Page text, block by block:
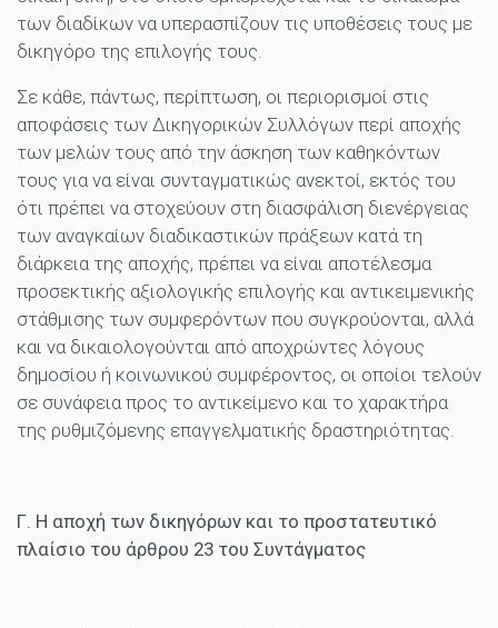
των διαδίκων να υπερασπίζουν τις υποθέσεις τους με
δικηγόρο της επιλογής τους.
Σε κάθε, πάντως, περίπτωση, οι περιορισμοί στις
αποφάσεις των Δικηγορικών Συλλόγων περί αποχής
των μελών τους από την άσκηση των καθηκόντων
τους για να είναι συνταγματικώς ανεκτοί, εκτός του
ότι πρέπει να στοχεύουν στη διασφάλιση διενέργειας
των αναγκαίων διαδικαστικών πράξεων κατά τη
διάρκεια της αποχής, πρέπει να είναι αποτέλεσμα
προσεκτικής αξιολογικής επιλογής και αντικειμενικής
στάθμισης των συμφερόντων που συγκρούονται, αλλά
και να δικαιολογούνται από αποχρώντες λόγους
δημοσίου ή κοινωνικού συμφέροντος, οι οποίοι τελούν
σε συνάφεια προς το αντικείμενο και το χαρακτήρα
της ρυθμιζόμενης επαγγελματικής δραστηριότητας.
Γ. Η αποχή των δικηγόρων και το προστατευτικό
πλαίσιο του άρθρου 23 του Συντάγματος